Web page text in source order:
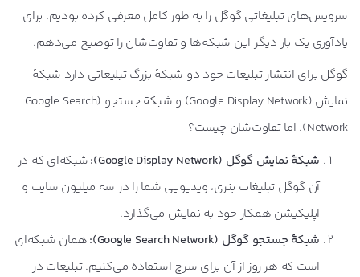
سرویس‌های تبلیغاتی گوگل را به طور کامل معرفی کرده بودیم. برای
یادآوری یک بار دیگر این شبکه‌ها و تفاوت‌شان را توضیح ‌می‌دهم.
گوگل برای انتشار تبلیغات خود دو شبکۀ بزرگ تبلیغاتی دارد شبکۀ
نمایش (Google Display Network) و شبکۀ جستجو (Google Search
Network). اما تفاوت‌شان چیست؟
شبکۀ نمایش گوگل (Google Display Network
):شبکه‌ای که در
آن گوگل تبلیغات بنری، ویدیویی شما را در سه میلیون سایت و
اپلیکیشن همکار خود به نمایش می‌گذارد.
شبکۀ جستجو گوگل (Google Search Network
):همان شبکه‌ای
است که هر روز از آن برای سرچ استفاده می‌کنیم. تبلیغات در